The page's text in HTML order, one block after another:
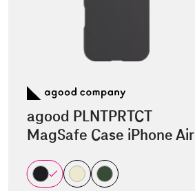
agood PLNTPRTCT
MagSafe Case iPhone Air